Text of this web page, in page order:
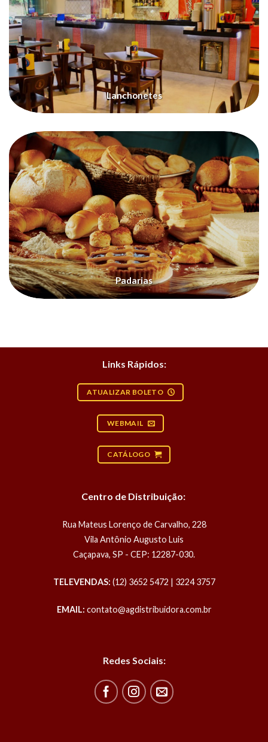
Lanchonetes
Padarias
Links Rápidos:
ATUALIZAR BOLETO
WEBMAIL
CATÁLOGO
Centro de Distribuição:
Rua Mateus Lorenço de Carvalho, 228
Vila Antônio Augusto Luis
Caçapava, SP - CEP: 12287-030.
TELEVENDAS: (12) 3652 5472 | 3224 3757
EMAIL: contato@agdistribuidora.com.br
Redes Sociais: